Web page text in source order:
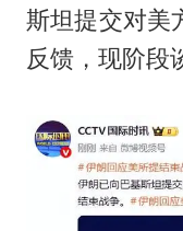
斯坦提交对美
反馈，现阶段